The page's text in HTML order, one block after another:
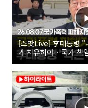
[스팟Live] 李대통령 "
가 치유해야…국가 책
26.08.07 국가폭력 피